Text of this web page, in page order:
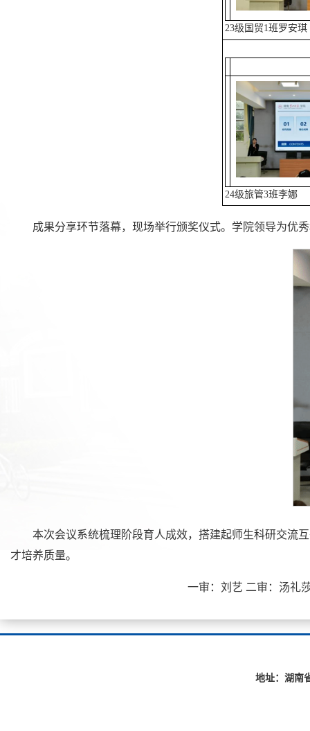
23级国贸1班罗安琪
24级旅管3班李娜
成果分享环节落幕，现场举行颁奖仪式。学院领导为优
本次会议系统梳理阶段育人成效，搭建起师生科研交流
才培养质量。
一审：刘艺 二审：汤礼莎 三审
地址：湖南